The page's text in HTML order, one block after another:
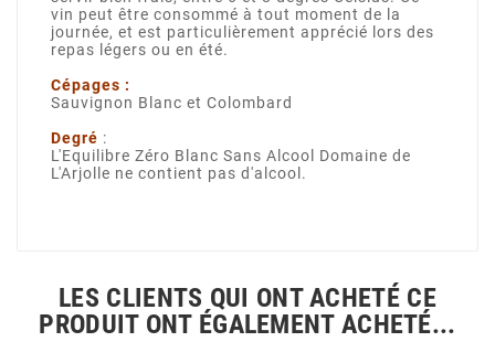
vin peut être consommé à tout moment de la
journée, et est particulièrement apprécié lors des
repas légers ou en été.
Cépages :
Sauvignon Blanc et Colombard
Degré :
L'Equilibre Zéro Blanc Sans Alcool Domaine de
L'Arjolle ne contient pas d'alcool.
LES CLIENTS QUI ONT ACHETÉ CE
PRODUIT ONT ÉGALEMENT ACHETÉ...